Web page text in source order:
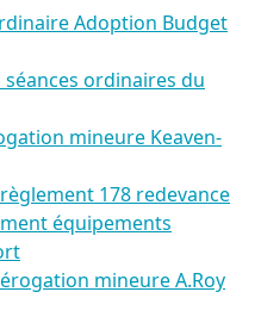
Adoption Budget
ordinaires du
mineure Keaven-
178 redevance
équipements
mineure A.Roy